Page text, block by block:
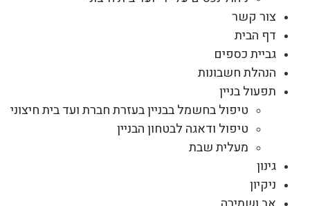
צור קשר
דף הבית
גביית כספים
הנהלת חשבונות
תפעול בניין
טיפול בחשמל בבניין בעזרת חברת ועד בית חיצוני
טיפול ודאגה לבטחון הבניין
מעלית שבת
גינון
ניקיון